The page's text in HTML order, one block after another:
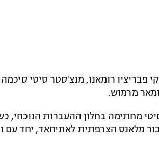
פבריציו רומאנו, מנצ'סטר סיטי
מרמוש.
מחתימה בחלון ההעברות הנוכחי,
מלאנס הצרפתית לאתיחאד, יחד עם